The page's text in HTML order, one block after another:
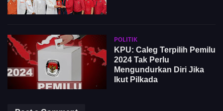
POLITIK
KPU: Caleg Terpilih Pemilu
2024 Tak Perlu
Mengundurkan Diri Jika
Ikut Pilkada